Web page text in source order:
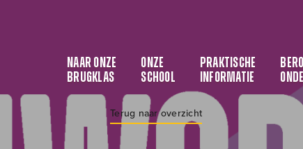
NAAR ONZE
BRUGKLAS
ONZE
SCHOOL
PRAKTISCHE
INFORMATIE
Terug naar overzicht